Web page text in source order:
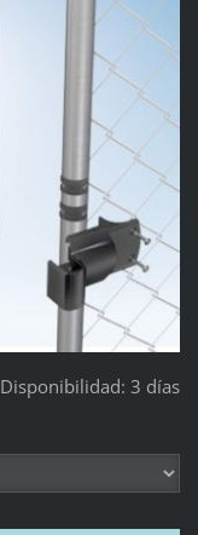
Disponibilidad: 3 días